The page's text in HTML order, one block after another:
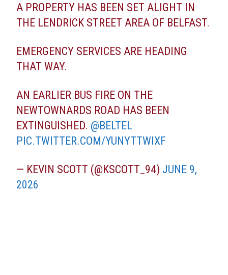
A PROPERTY HAS BEEN SET ALIGHT IN
THE LENDRICK STREET AREA OF BELFAST.
EMERGENCY SERVICES ARE HEADING
THAT WAY.
AN EARLIER BUS FIRE ON THE
NEWTOWNARDS ROAD HAS BEEN
EXTINGUISHED. @BELTEL
PIC.TWITTER.COM/YUNYTTWIXF
— KEVIN SCOTT (@KSCOTT_94) JUNE 9,
2026